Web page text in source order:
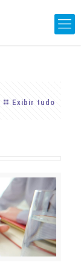
Exibir tudo